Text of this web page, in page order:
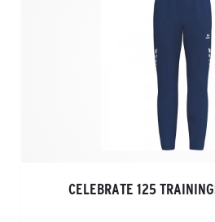
CELEBRATE 125